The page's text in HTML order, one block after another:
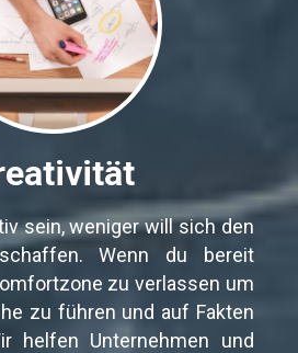
sein, weniger will sich den
Wenn du bereit
zu verlassen um
zu führen und auf Fakten
helfen Unternehmen und